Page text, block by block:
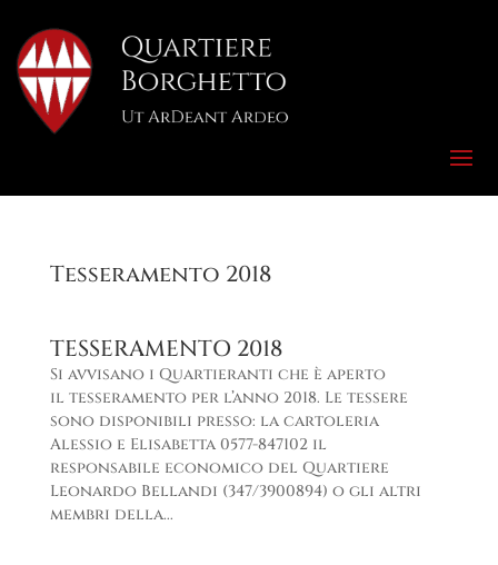
Tesseramento 2018
TESSERAMENTO 2018
Si avvisano i Quartieranti che è aperto
il tesseramento per l’anno 2018. Le tessere
sono disponibili presso: la cartoleria
Alessio e Elisabetta 0577-847102 il
responsabile economico del Quartiere
Leonardo Bellandi (347/3900894) o gli altri
membri della...